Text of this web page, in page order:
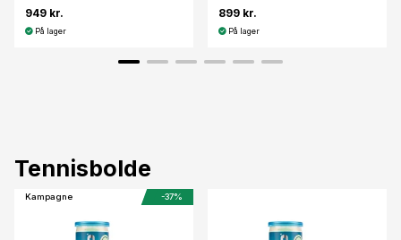
949 kr.
På lager
899 kr.
På lager
Tennisbolde
Kampagne -37%